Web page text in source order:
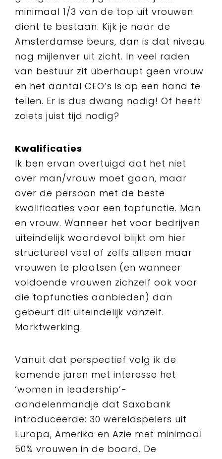
minimaal 1/3 van de top uit vrouwen
dient te bestaan. Kijk je naar de
Amsterdamse beurs, dan is dat niveau
nog mijlenver uit zicht. In veel raden
van bestuur zit überhaupt geen vrouw
en het aantal CEO’s is op een hand te
tellen. Er is dus dwang nodig! Of heeft
zoiets juist tijd nodig?
Kwalificaties
Ik ben ervan overtuigd dat het niet
over man/vrouw moet gaan, maar
over de persoon met de beste
kwalificaties voor een topfunctie. Man
en vrouw. Wanneer het voor bedrijven
uiteindelijk waardevol blijkt om hier
structureel veel of zelfs alleen maar
vrouwen te plaatsen (en wanneer
voldoende vrouwen zichzelf ook voor
die topfuncties aanbieden) dan
gebeurt dit uiteindelijk vanzelf.
Marktwerking.
Vanuit dat perspectief volg ik de
komende jaren met interesse het
‘women in leadership’-
aandelenmandje dat Saxobank
introduceerde: 30 wereldspelers uit
Europa, Amerika en Azië met minimaal
50% vrouwen in de board. De